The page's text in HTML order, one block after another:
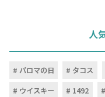
人
パロマの日 タコス
ウイスキー
1492